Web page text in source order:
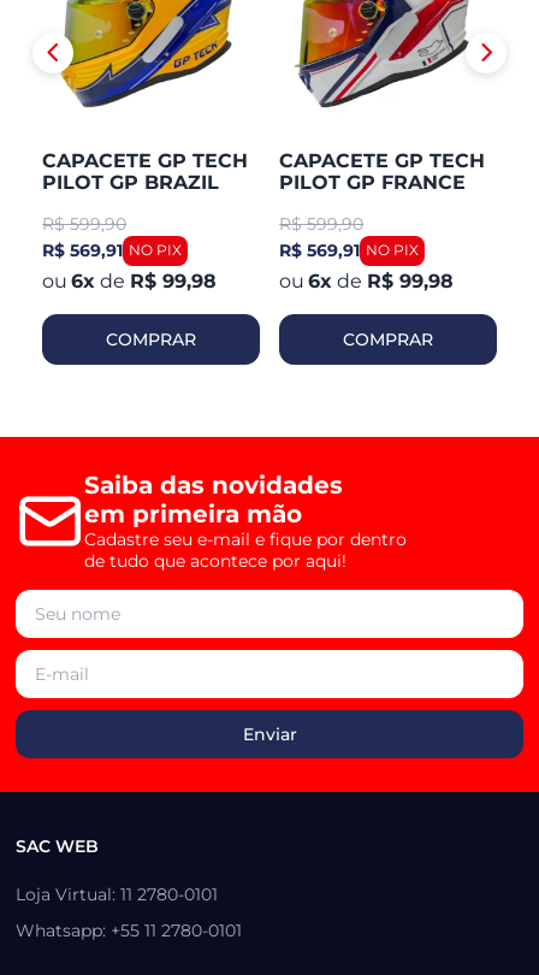
CAPACETE GP TECH
PILOT GP BRAZIL
R$ 599,90
R$ 569,91
6x de R$ 99,98
COMPRAR
CAPACETE GP TECH
PILOT GP FRANCE
R$ 599,90
R$ 569,91
6x de R$ 99,98
COMPRAR
Saiba das novidades
em primeira mão
Cadastre seu e-mail e fique por dentro
de tudo que acontece por aqui!
SAC WEB
Loja Virtual: 11 2780-0101
Whatsapp: +55 11 2780-0101